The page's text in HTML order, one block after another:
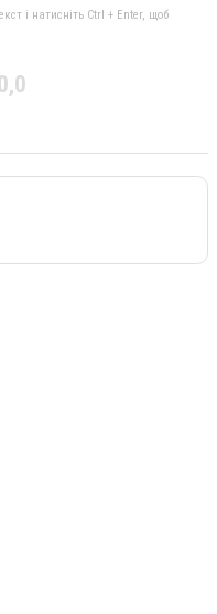
і натисніть Ctrl + Enter, щоб